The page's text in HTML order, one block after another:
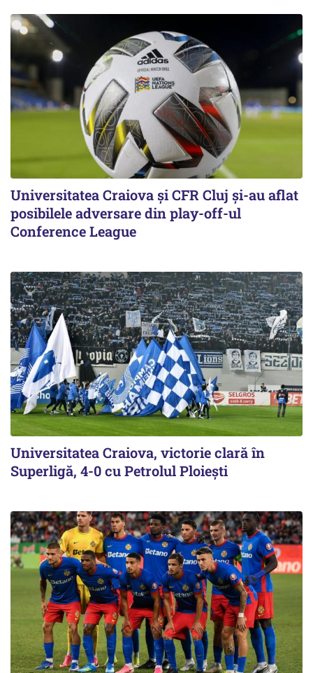
Universitatea Craiova și CFR Cluj și-au aflat
posibilele adversare din play-off-ul
Conference League
Universitatea Craiova, victorie clară în
Superligă, 4-0 cu Petrolul Ploieşti